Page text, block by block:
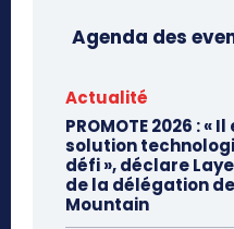
Agenda des
Actualité
PROMOTE 2026 : «
solution
défi », déclare
de la délégation
Mountain